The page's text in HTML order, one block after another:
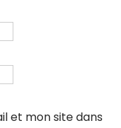
et mon site dans